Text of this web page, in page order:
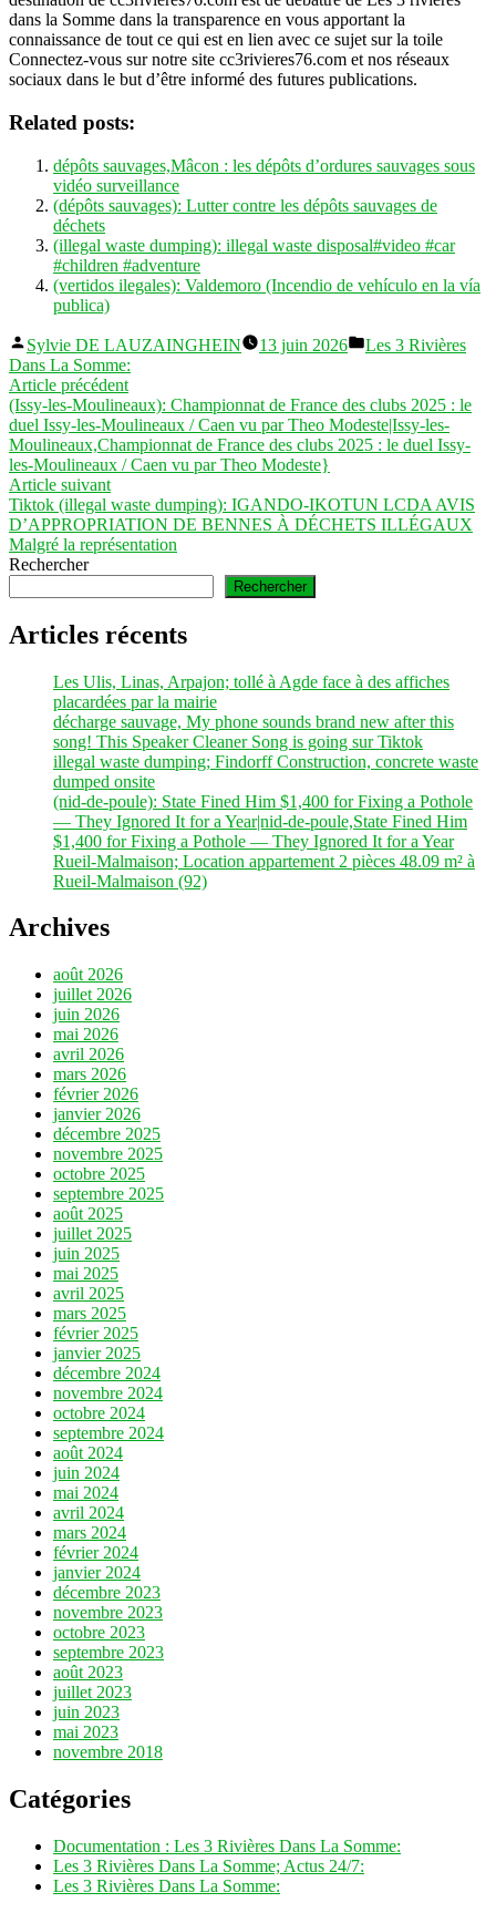
dans la Somme dans la transparence en vous apportant la
connaissance de tout ce qui est en lien avec ce sujet sur la toile
Connectez-vous sur notre site cc3rivieres76.com et nos réseaux
sociaux dans le but d’être informé des futures publications.
Related posts:
dépôts sauvages,Mâcon : les dépôts d’ordures sauvages sous
vidéo surveillance
(dépôts sauvages): Lutter contre les dépôts sauvages de
déchets
(illegal waste dumping): illegal waste disposal#video #car
#children #adventure
(vertidos ilegales): Valdemoro (Incendio de vehículo en la vía
publica)
Publié
par
Sylvie DE LAUZAINGHEIN 13 juin 2026
Publié
Les 3 Rivières
Dans La Somme:
Navigation
de
l’article
Article précédentArticle
précédent :
(Issy-les-Moulineaux): Championnat de France des clubs 2025 : le
duel Issy-les-Moulineaux / Caen vu par Theo Modeste|Issy-les-
Moulineaux,Championnat de France des clubs 2025 : le duel Issy-
les-Moulineaux / Caen vu par Theo Modeste}
Article suivantArticle
suivant :
Tiktok (illegal waste dumping): IGANDO-IKOTUN LCDA AVIS
D’APPROPRIATION DE BENNES À DÉCHETS ILLÉGAUX
Malgré la représentation
Rechercher
Rechercher
Articles récents
Les Ulis, Linas, Arpajon; tollé à Agde face à des affiches
placardées par la mairie
décharge sauvage, My phone sounds brand new after this
song! This Speaker Cleaner Song is going sur Tiktok
illegal waste dumping; Findorff Construction, concrete waste
dumped onsite
(nid-de-poule): State Fined Him $1,400 for Fixing a Pothole
— They Ignored It for a Year|nid-de-poule,State Fined Him
$1,400 for Fixing a Pothole — They Ignored It for a Year
Rueil-Malmaison; Location appartement 2 pièces 48.09 m² à
Rueil-Malmaison (92)
Archives
août 2026
juillet 2026
juin 2026
mai 2026
avril 2026
mars 2026
février 2026
janvier 2026
décembre 2025
novembre 2025
octobre 2025
septembre 2025
août 2025
juillet 2025
juin 2025
mai 2025
avril 2025
mars 2025
février 2025
janvier 2025
décembre 2024
novembre 2024
octobre 2024
septembre 2024
août 2024
juin 2024
mai 2024
avril 2024
mars 2024
février 2024
janvier 2024
décembre 2023
novembre 2023
octobre 2023
septembre 2023
août 2023
juillet 2023
juin 2023
mai 2023
novembre 2018
Catégories
Documentation : Les 3 Rivières Dans La Somme:
Les 3 Rivières Dans La Somme; Actus 24/7:
Les 3 Rivières Dans La Somme: